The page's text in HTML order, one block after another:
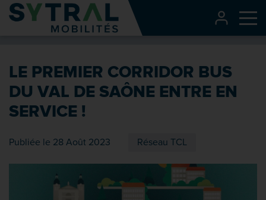
Contenu
Entête de page
Recherche
Pied de page
LE PREMIER CORRIDOR BUS
DU VAL DE SAÔNE ENTRE EN
SERVICE !
Publiée le 28 Août 2023 Réseau TCL